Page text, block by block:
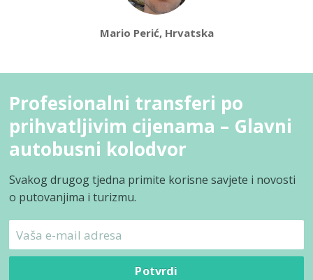
Mario Perić, Hrvatska
Profesionalni transferi po
prihvatljivim cijenama – Glavni
autobusni kolodvor
Svakog drugog tjedna primite korisne savjete i novosti
o putovanjima i turizmu.
Potvrdi